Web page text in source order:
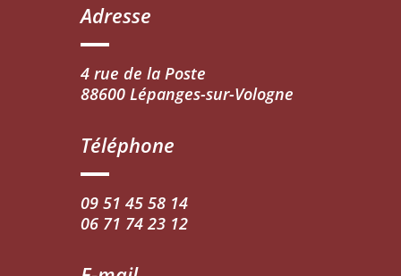
Adresse
4 rue de la Poste
88600 Lépanges-sur-Vologne
Téléphone
09 51 45 58 14
06 71 74 23 12